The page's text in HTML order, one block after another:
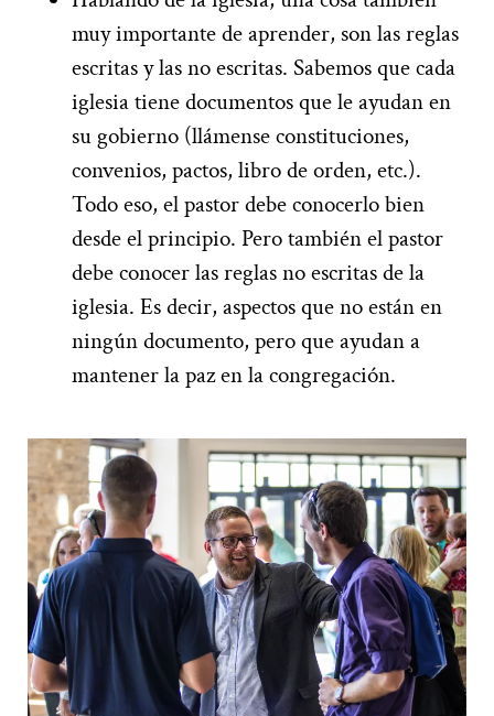
muy importante de aprender, son las reglas
escritas y las no escritas. Sabemos que cada
iglesia tiene documentos que le ayudan en
su gobierno (llámense constituciones,
convenios, pactos, libro de orden, etc.).
Todo eso, el pastor debe conocerlo bien
desde el principio. Pero también el pastor
debe conocer las reglas no escritas de la
iglesia. Es decir, aspectos que no están en
ningún documento, pero que ayudan a
mantener la paz en la congregación.